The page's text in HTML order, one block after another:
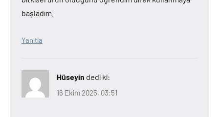
başladım.
Yanıtla
Hüseyin dedi ki:
16 Ekim 2025, 03:51